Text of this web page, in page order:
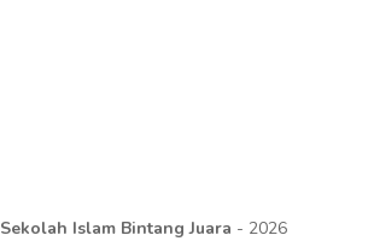
Sekolah Islam Bintang Juara - 2026